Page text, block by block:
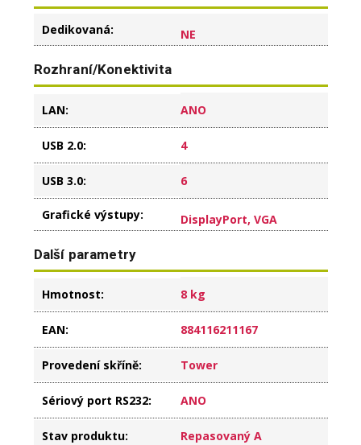
Dedikovaná: NE
Rozhraní/Konektivita
LAN: ANO
USB 2.0: 4
USB 3.0: 6
Grafické výstupy: DisplayPort, VGA
Další parametry
Hmotnost: 8 kg
EAN: 884116211167
Provedení skříně: Tower
Sériový port RS232: ANO
Stav produktu: Repasovaný A